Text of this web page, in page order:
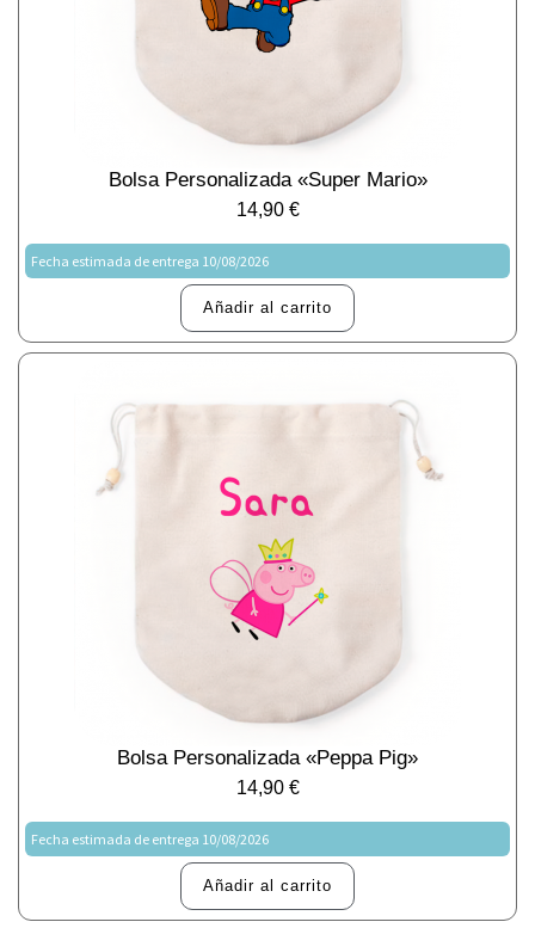
Bolsa Personalizada «Super Mario»
14,90 €
Fecha estimada de entrega 10/08/2026
Añadir al carrito
Bolsa Personalizada «Peppa Pig»
14,90 €
Fecha estimada de entrega 10/08/2026
Añadir al carrito